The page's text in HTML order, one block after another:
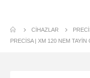
CIHAZLAR
PRECİSA | XM 120 NEM TAYIN